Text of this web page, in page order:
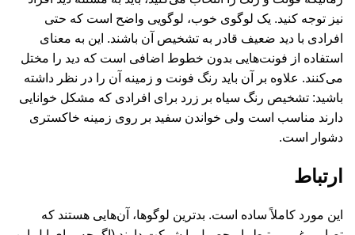
نیز توجه کنید. یک لوگوی خوب، لوگویی واضح است که حتی
افرادی با دید ضعیف قادر به تشخیص آن باشند. این به معنای
استفاده از فونت‌هایی بدون خطوط اضافی است که دید را مختل
می‌کنند. علاوه بر آن باید رنگ فونت و زمینه آن را در نظر داشته
باشید: تشخیص رنگ سیاه بر زرد برای افرادی که مشکل خوانایی
دارند مناسب است ولی خواندن سفید بر روی زمینه خاکستری
دشوار است.
ارتباط
این مورد کاملاً ساده است. بدترین لوگوها، آن‌هایی هستند که